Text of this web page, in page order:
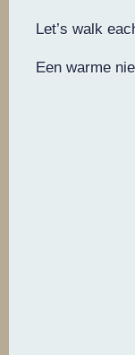
Let’s walk
Een warme